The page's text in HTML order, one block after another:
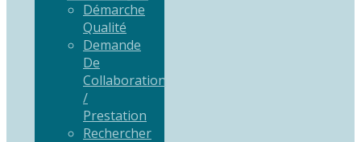
Démarche
Qualité
Demande
De
Collaboration
/
Prestation
Rechercher